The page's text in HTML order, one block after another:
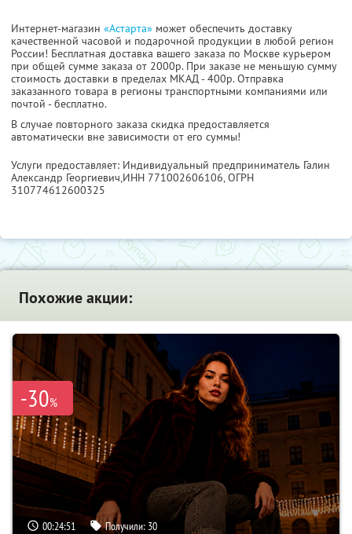
Интернет-магазин «Астарта» может обеспечить доставку
качественной часовой и подарочной продукции в любой регион
России! Бесплатная доставка вашего заказа по Москве курьером
при общей сумме заказа от 2000р. При заказе не меньшую сумму
стоимость доставки в пределах МКАД - 400р. Отправка
заказанного товара в регионы транспортными компаниями или
почтой - бесплатно.
В случае повторного заказа скидка предоставляется
автоматически вне зависимости от его суммы!
Услуги предоставляет: Индивидуальный предприниматель Галин
Александр Георгиевич,ИНН 771002606106, ОГРН
310774612600325
Похожие акции:
-30%
00:24:50 Получили: 30